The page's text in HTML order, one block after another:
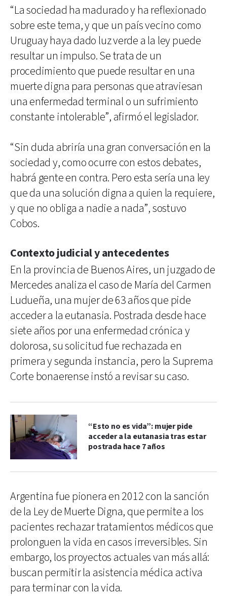
“La sociedad ha madurado y ha reflexionado
sobre este tema, y que un país vecino como
Uruguay haya dado luz verde a la ley puede
resultar un impulso. Se trata de un
procedimiento que puede resultar en una
muerte digna para personas que atraviesan
una enfermedad terminal o un sufrimiento
constante intolerable”, afirmó el legislador.
“Sin duda abriría una gran conversación en la
sociedad y, como ocurre con estos debates,
habrá gente en contra. Pero esta sería una ley
que da una solución digna a quien la requiere,
y que no obliga a nadie a nada”, sostuvo
Cobos.
Contexto judicial y antecedentes
En la provincia de Buenos Aires, un juzgado de
Mercedes analiza el caso de María del Carmen
Ludueña, una mujer de 63 años que pide
acceder a la eutanasia. Postrada desde hace
siete años por una enfermedad crónica y
dolorosa, su solicitud fue rechazada en
primera y segunda instancia, pero la Suprema
Corte bonaerense instó a revisar su caso.
“Esto no es vida”: mujer pide
acceder a la eutanasia tras estar
postrada hace 7 años
Argentina fue pionera en 2012 con la sanción
de la Ley de Muerte Digna, que permite a los
pacientes rechazar tratamientos médicos que
prolonguen la vida en casos irreversibles. Sin
embargo, los proyectos actuales van más allá:
buscan permitir la asistencia médica activa
para terminar con la vida.